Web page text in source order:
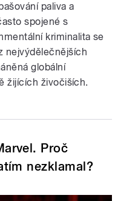
paliva a
spojené s
kriminalita se
nejvýdělečnějších
globální
žijících živočiších.
Proč
nezklamal?